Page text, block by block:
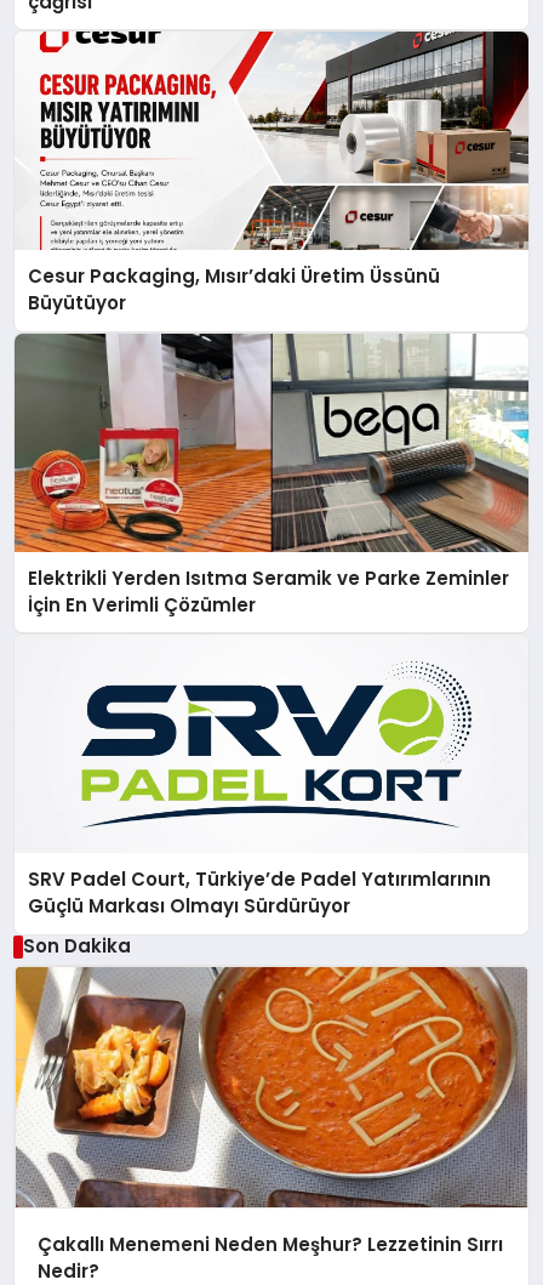
Cesur Packaging, Mısır’daki Üretim Üssünü
Büyütüyor
Elektrikli Yerden Isıtma Seramik ve Parke Zeminler
İçin En Verimli Çözümler
SRV Padel Court, Türkiye’de Padel Yatırımlarının
Güçlü Markası Olmayı Sürdürüyor
Son Dakika
Çakallı Menemeni Neden Meşhur? Lezzetinin Sırrı
Nedir?